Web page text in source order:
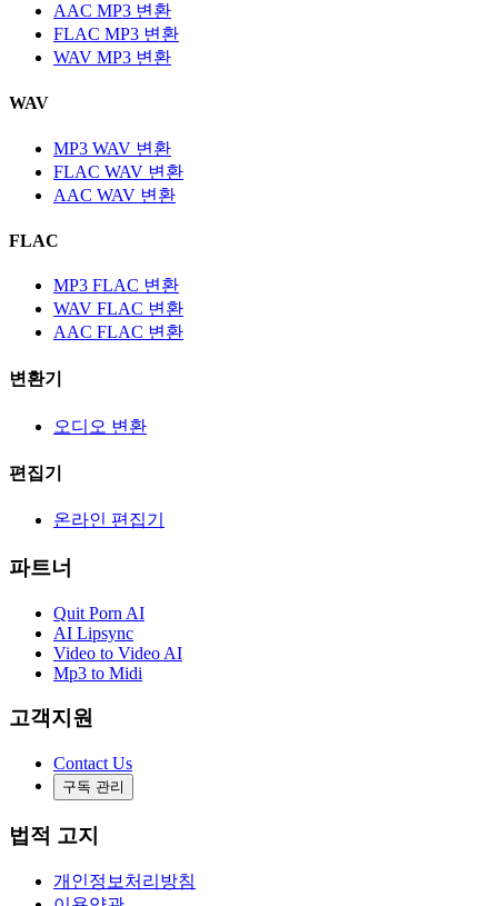
AAC MP3 변환
FLAC MP3 변환
WAV MP3 변환
WAV
MP3 WAV 변환
FLAC WAV 변환
AAC WAV 변환
FLAC
MP3 FLAC 변환
WAV FLAC 변환
AAC FLAC 변환
변환기
오디오 변환
편집기
온라인 편집기
파트너
Quit Porn AI
AI Lipsync
Video to Video AI
Mp3 to Midi
고객지원
Contact Us
구독 관리
법적 고지
개인정보처리방침